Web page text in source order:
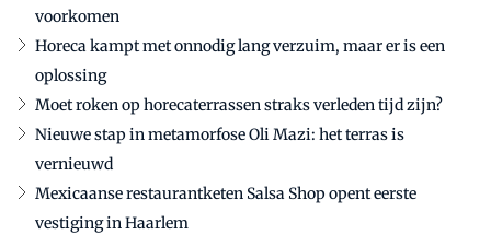
voorkomen
Horeca kampt met onnodig lang verzuim, maar er is een
oplossing
Moet roken op horecaterrassen straks verleden tijd zijn?
Nieuwe stap in metamorfose Oli Mazi: het terras is
vernieuwd
Mexicaanse restaurantketen Salsa Shop opent eerste
vestiging in Haarlem